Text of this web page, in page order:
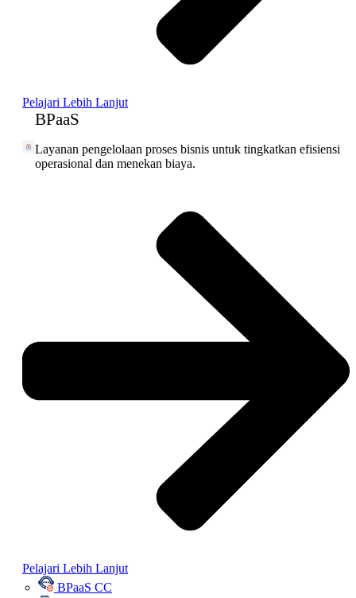
Pelajari Lebih Lanjut
BPaaS
Layanan pengelolaan proses bisnis untuk tingkatkan efisiensi
operasional dan menekan biaya.
Pelajari Lebih Lanjut
BPaaS CC